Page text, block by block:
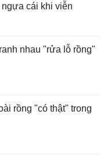
cái khi viễn
nhau "rửa lỗ rồng"
rồng "có thật" trong